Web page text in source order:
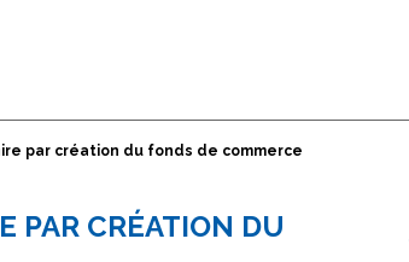
par création du fonds de commerce
PAR CRÉATION DU